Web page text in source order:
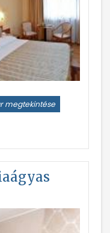
megtekintése